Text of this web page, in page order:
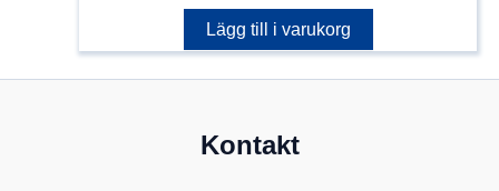
Lägg till i varukorg
Kontakt